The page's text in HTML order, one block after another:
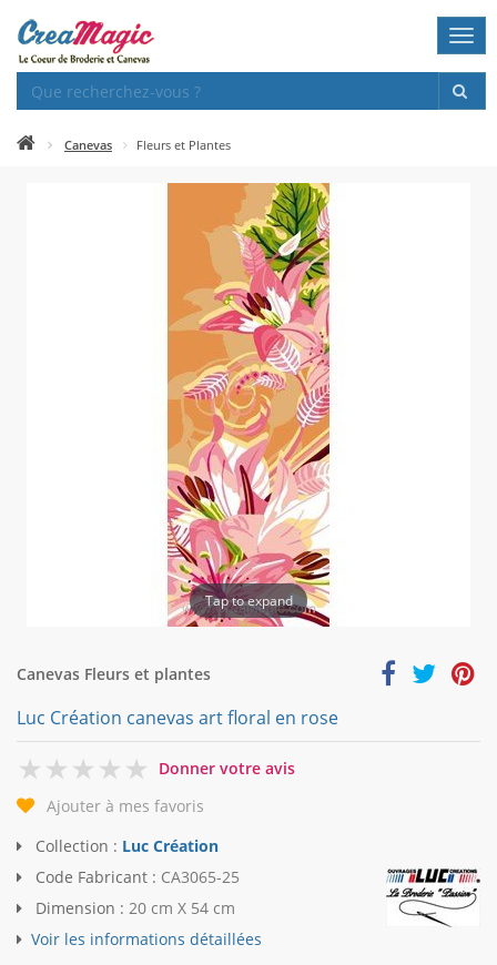
Canevas Fleurs et Plantes
Tap to expand
Canevas Fleurs et plantes
Luc Création canevas art floral en rose
0
Donner votre avis
Ajouter à mes favoris
Collection : Luc Création
Code Fabricant : CA3065-25
Dimension : 20 cm X 54 cm
Voir les informations détaillées